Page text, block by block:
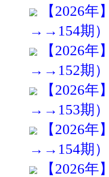
【2026
→→154期）
【2026
→→152期）
【2026
→→153期）
【2026
→→154期）
【2026